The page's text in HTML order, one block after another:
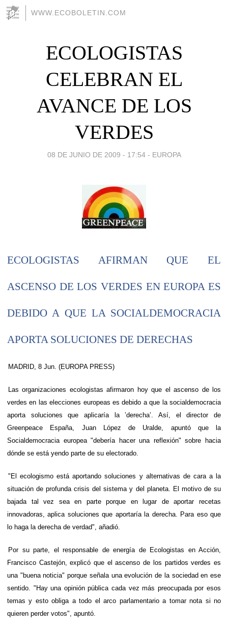
WWW.ECOBOLETIN.COM
ECOLOGISTAS
CELEBRAN EL
AVANCE DE LOS
VERDES
08 DE JUNIO DE 2009 - 17:54 - EUROPA
ECOLOGISTAS AFIRMAN QUE EL
ASCENSO DE LOS VERDES EN EUROPA ES
DEBIDO A QUE LA SOCIALDEMOCRACIA
APORTA SOLUCIONES DE DERECHAS
MADRID, 8 Jun. (EUROPA PRESS)
Las organizaciones ecologistas afirmaron hoy que el ascenso de los
verdes en las elecciones europeas es debido a que la socialdemocracia
aporta soluciones que aplicaría la ’derecha’. Así, el director de
Greenpeace España, Juan López de Uralde, apuntó que la
Socialdemocracia europea "debería hacer una reflexión" sobre hacia
dónde se está yendo parte de su electorado.
"El ecologismo está aportando soluciones y alternativas de cara a la
situación de profunda crisis del sistema y del planeta. El motivo de su
bajada tal vez sea en parte porque en lugar de aportar recetas
innovadoras, aplica soluciones que aportaría la derecha. Para eso que
lo haga la derecha de verdad", añadió.
Por su parte, el responsable de energía de Ecologistas en Acción,
Francisco Castejón, explicó que el ascenso de los partidos verdes es
una "buena noticia" porque señala una evolución de la sociedad en ese
sentido. "Hay una opinión pública cada vez más preocupada por esos
temas y esto obliga a todo el arco parlamentario a tomar nota si no
quieren perder votos", apuntó.